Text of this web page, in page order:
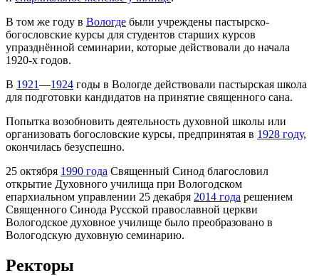
В том же году в Вологде были учреждены пастырско-
богословские курсы для студентов старших курсов
упразднённой семинарии, которые действовали до начала
1920-х годов.
В 1921—1924 годы в Вологде действовали пастырская школа
для подготовки кандидатов нa принятие священного сана.
Попытка возобновить деятельность духовной школы или
организовать богословские курсы, предпринятая в 1928 году,
окончилась безуспешно.
25 октября 1990 года Священный Синод благословил
открытие Духовного училища при Вологодском
епархиальном управлении 25 декабря 2014 года решением
Священного Синода Русской православной церкви
Вологодское духовное училище было преобразовано в
Вологодскую духовную семинарию.
Ректоры